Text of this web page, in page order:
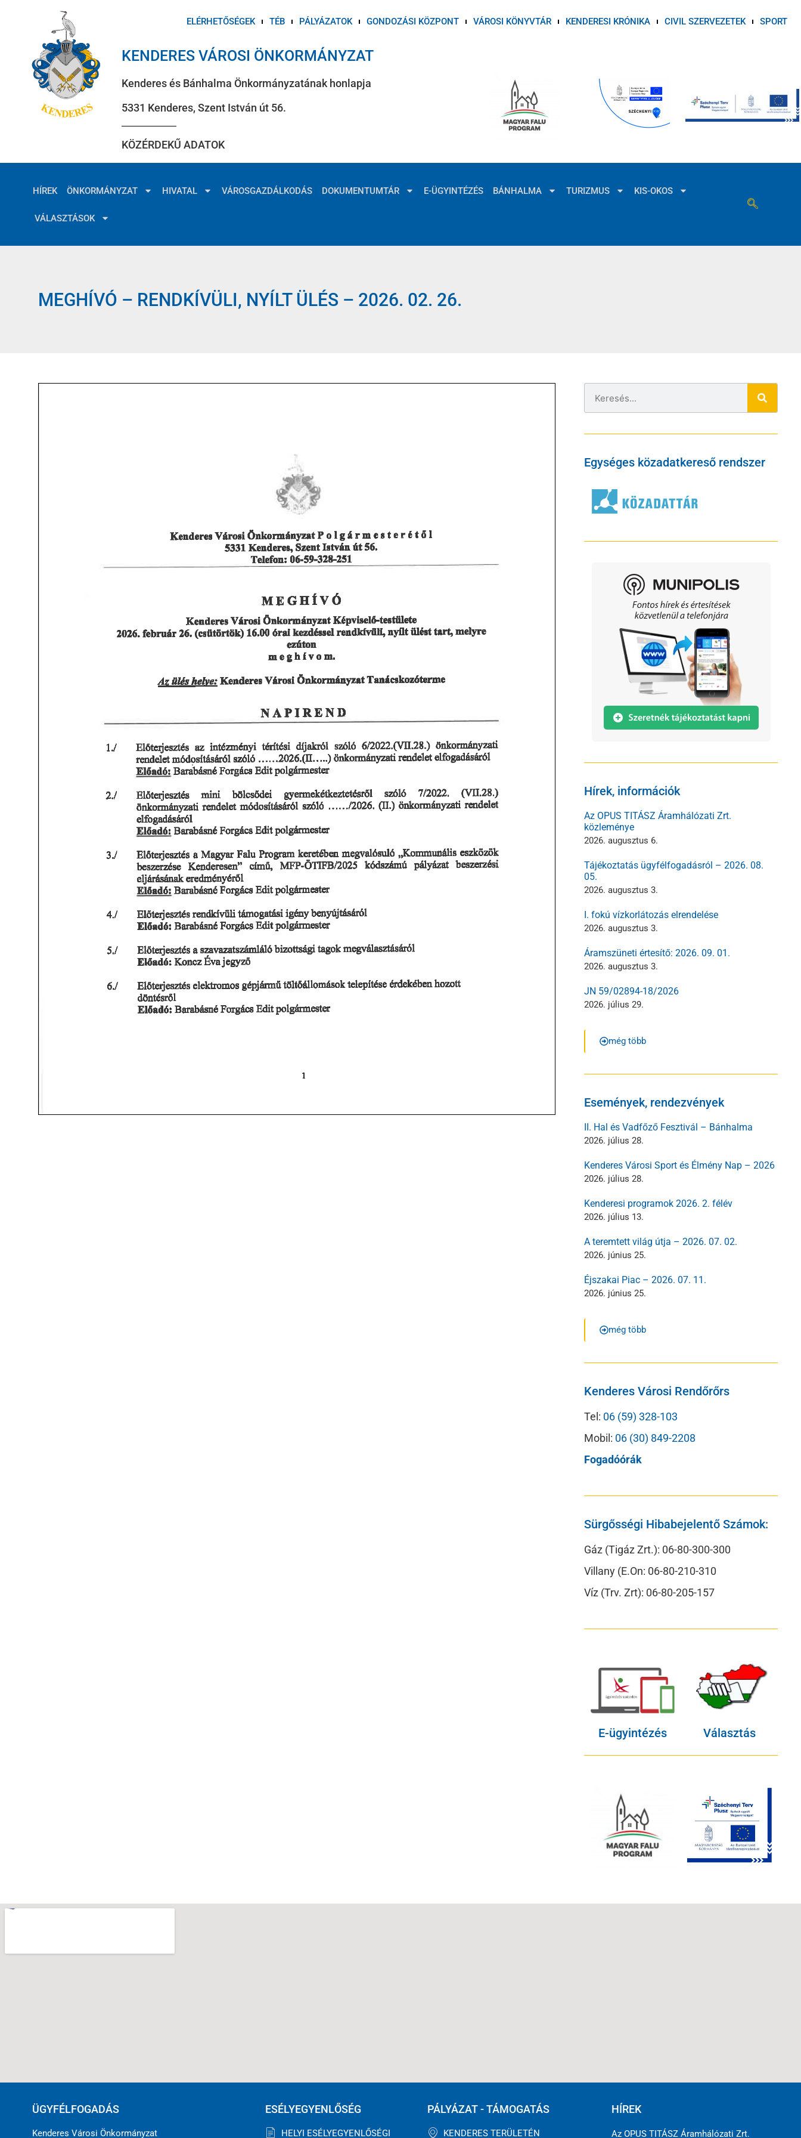
ELÉRHETŐSÉGEK TÉB PÁLYÁZATOK GONDOZÁSI KÖZPONT VÁROSI KÖNYVTÁR KENDERESI KRÓNIKA CIVIL SZERVEZETEK SPORT
KENDERES VÁROSI ÖNKORMÁNYZAT
Kenderes és Bánhalma Önkormányzatának honlapja
5331 Kenderes, Szent István út 56.
KÖZÉRDEKŰ ADATOK
HÍREK ÖNKORMÁNYZAT HIVATAL VÁROSGAZDÁLKODÁS DOKUMENTUMTÁR E-ÜGYINTÉZÉS BÁNHALMA TURIZMUS KIS-OKOS
VÁLASZTÁSOK
MEGHÍVÓ – RENDKÍVÜLI, NYÍLT ÜLÉS – 2026. 02. 26.
Egységes közadatkereső rendszer
Hírek, információk
Az OPUS TITÁSZ Áramhálózati Zrt.
közleménye
2026. augusztus 6.
Tájékoztatás ügyfélfogadásról – 2026. 08.
05.
2026. augusztus 3.
I. fokú vízkorlátozás elrendelése
2026. augusztus 3.
Áramszüneti értesítő: 2026. 09. 01.
2026. augusztus 3.
JN 59/02894-18/2026
2026. július 29.
még több
Események, rendezvények
II. Hal és Vadfőző Fesztivál – Bánhalma
2026. július 28.
Kenderes Városi Sport és Élmény Nap – 2026
2026. július 28.
Kenderesi programok 2026. 2. félév
2026. július 13.
A teremtett világ útja – 2026. 07. 02.
2026. június 25.
Éjszakai Piac – 2026. 07. 11.
2026. június 25.
még több
Kenderes Városi Rendőrőrs
Tel: 06 (59) 328-103
Mobil: 06 (30) 849-2208
Fogadóórák
Sürgősségi Hibabejelentő Számok:
Gáz (Tigáz Zrt.): 06-80-300-300
Villany (E.On: 06-80-210-310
Víz (Trv. Zrt): 06-80-205-157
E-ügyintézés Választás
ÜGYFÉLFOGADÁS
Kenderes Városi Önkormányzat
ESÉLYEGYENLŐSÉG
HELYI ESÉLYEGYENLŐSÉGI
PÁLYÁZAT - TÁMOGATÁS
KENDERES TERÜLETÉN
HÍREK
Az OPUS TITÁSZ Áramhálózati Zrt.